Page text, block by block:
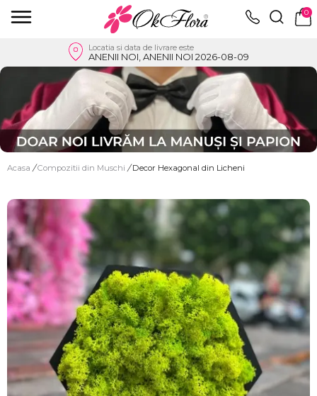
0
Locatia si data de livrare este
ANENII NOI, ANENII NOI 2026-08-09
Acasa / Compozitii din Muschi / Decor Hexagonal din Licheni